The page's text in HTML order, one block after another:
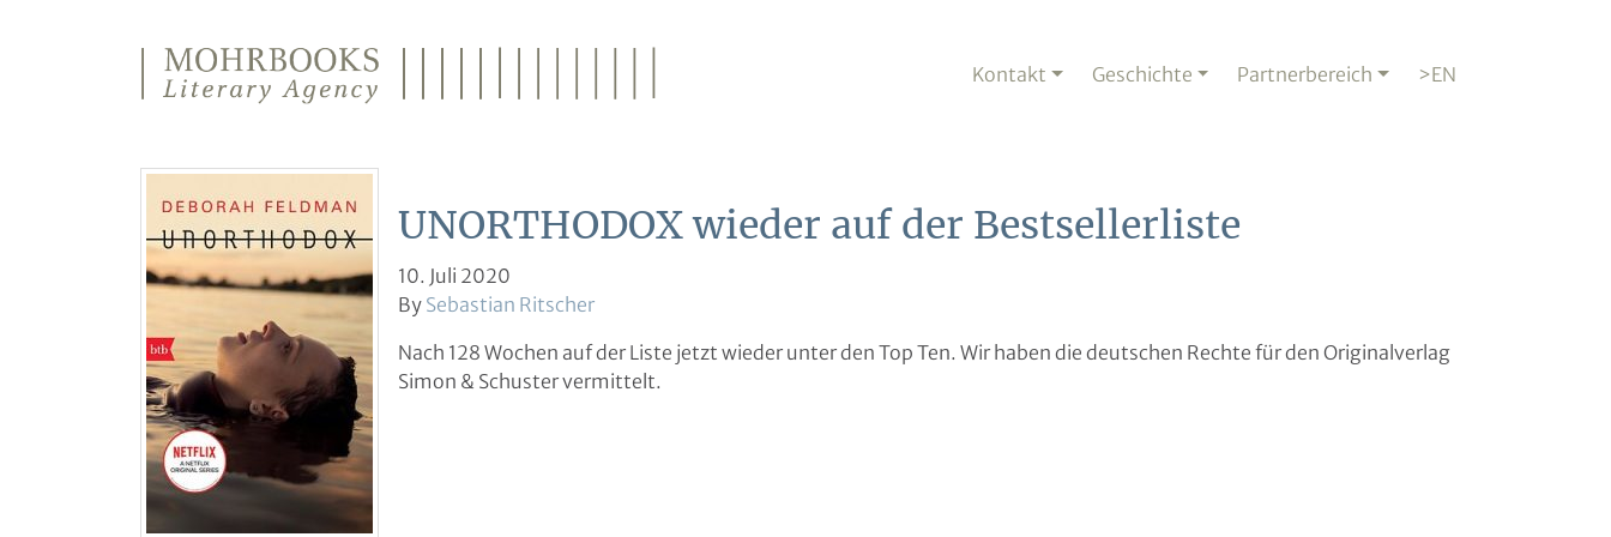
Kontakt Geschichte Partnerbereich >EN
UNORTHODOX wieder auf der Bestsellerliste
10. Juli 2020
By Sebastian Ritscher
Nach 128 Wochen auf der Liste jetzt wieder unter den Top Ten. Wir haben die deutschen Rechte für den Originalverlag
Simon & Schuster vermittelt.